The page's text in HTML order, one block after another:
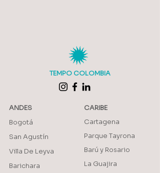
TEMPO COLOMBIA
ANDES
CARIBE
Bogotá
Cartagena
San Agustín
Parque Tayrona
Villa De Leyva
Barú y Rosario
Barichara
La Guajira